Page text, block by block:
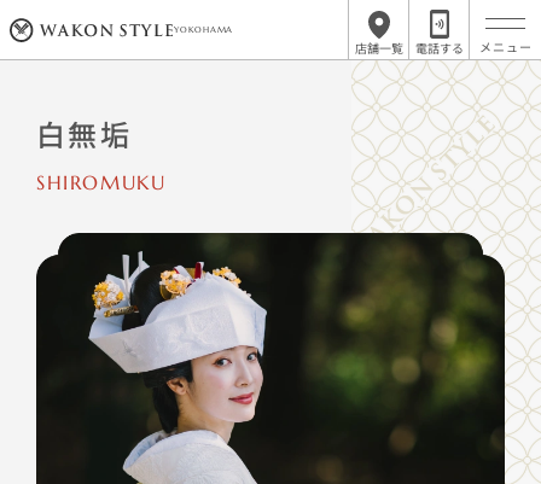
YOKOHAMA
店舗一覧 電話する
白無垢
SHIROMUKU